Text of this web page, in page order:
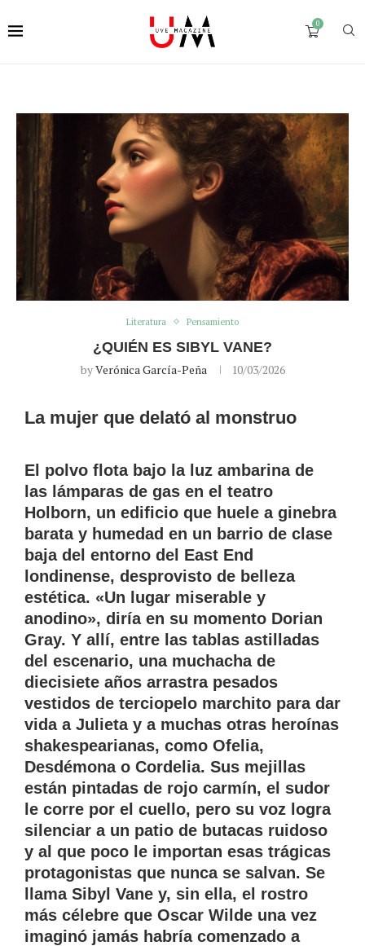
0
Literatura Pensamiento
¿QUIÉN ES SIBYL VANE?
byVerónica García-Peña 10/03/2026
La mujer que delató al monstruo
El polvo flota bajo la luz ambarina de
las lámparas de gas en el teatro
Holborn, un edificio que huele a ginebra
barata y humedad en un barrio de clase
baja del entorno del East End
londinense, desprovisto de belleza
estética. «Un lugar miserable y
anodino», diría en su momento Dorian
Gray. Y allí, entre las tablas astilladas
del escenario, una muchacha de
diecisiete años arrastra pesados
vestidos de terciopelo marchito para dar
vida a Julieta y a muchas otras heroínas
shakespearianas, como Ofelia,
Desdémona o Cordelia. Sus mejillas
están pintadas de rojo carmín, el sudor
le corre por el cuello, pero su voz logra
silenciar a un patio de butacas ruidoso
y al que poco le importan esas trágicas
protagonistas que nunca se salvan. Se
llama Sibyl Vane y, sin ella, el rostro
más célebre que Oscar Wilde una vez
imaginó jamás habría comenzado a